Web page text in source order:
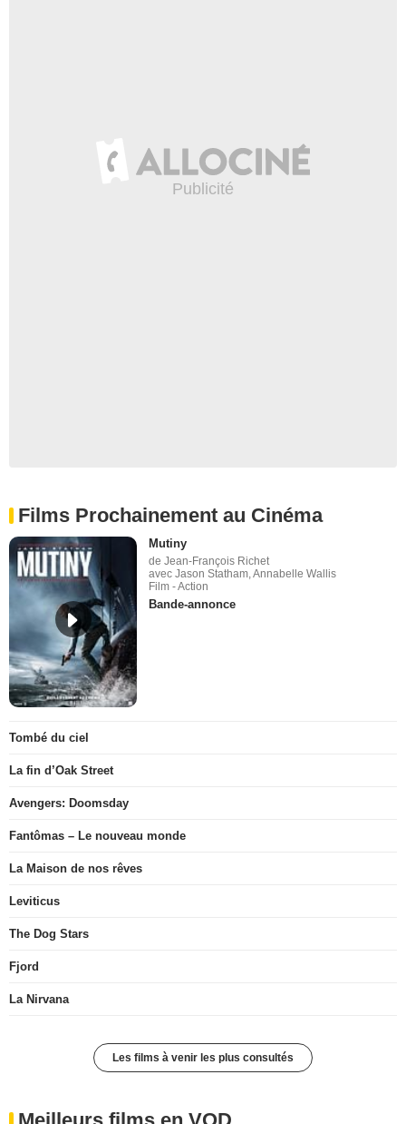
Films Prochainement au Cinéma
Mutiny
de Jean-François Richet
avec Jason Statham, Annabelle Wallis
Film - Action
Bande-annonce
Tombé du ciel
La fin d’Oak Street
Avengers: Doomsday
Fantômas – Le nouveau monde
La Maison de nos rêves
Leviticus
The Dog Stars
Fjord
La Nirvana
Les films à venir les plus consultés